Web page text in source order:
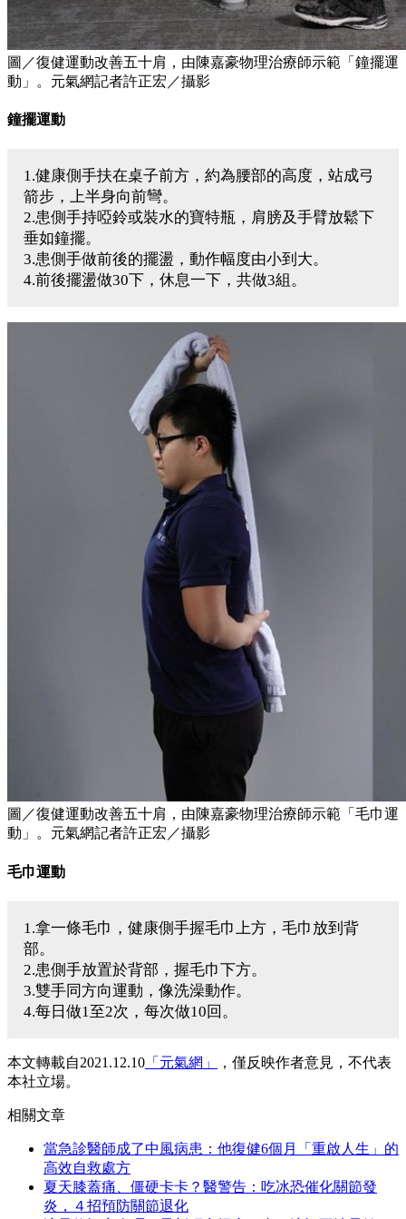
圖／復健運動改善五十肩，由陳嘉豪物理治療師示範「鐘擺運
動」。元氣網記者許正宏／攝影
鐘擺運動
1.健康側手扶在桌子前方，約為腰部的高度，站成弓
箭步，上半身向前彎。
2.患側手持啞鈴或裝水的寶特瓶，肩膀及手臂放鬆下
垂如鐘擺。
3.患側手做前後的擺盪，動作幅度由小到大。
4.前後擺盪做30下，休息一下，共做3組。
圖／復健運動改善五十肩，由陳嘉豪物理治療師示範「毛巾運
動」。元氣網記者許正宏／攝影
毛巾運動
1.拿一條毛巾，健康側手握毛巾上方，毛巾放到背
部。
2.患側手放置於背部，握毛巾下方。
3.雙手同方向運動，像洗澡動作。
4.每日做1至2次，每次做10回。
本文轉載自2021.12.10 「元氣網」
，僅反映作者意見，不代表
本社立場。
相關文章
當急診醫師成了中風病患：他復健6個月「重啟人生」的
高效自救處方
夏天膝蓋痛、僵硬卡卡？醫警告：吃冰恐催化關節發
炎，４招預防關節退化